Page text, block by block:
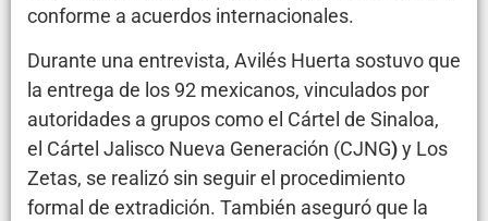
conforme a acuerdos internacionales.
Durante una entrevista, Avilés Huerta sostuvo que
la entrega de los 92 mexicanos, vinculados por
autoridades a grupos como el Cártel de Sinaloa,
el Cártel Jalisco Nueva Generación (CJNG)y Los
Zetas, se realizó sin seguir el procedimiento
formal de extradición. También aseguró que la